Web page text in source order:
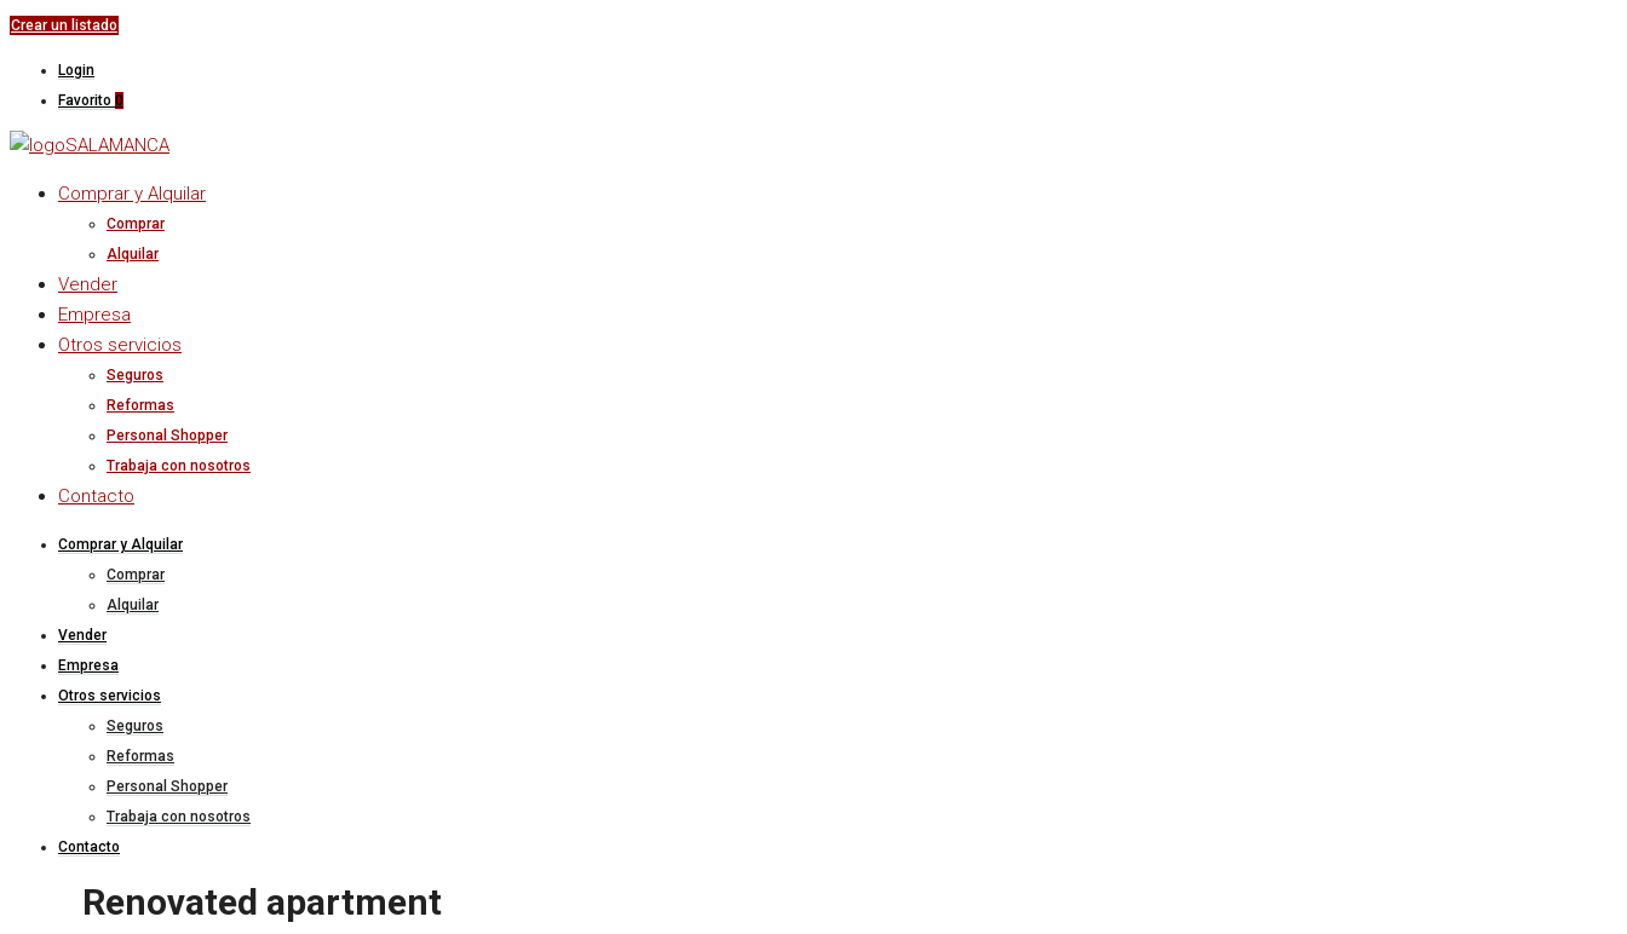
Crear un listado
Login
Favorito 0
Comprar y Alquilar
Comprar
Alquilar
Vender
Empresa
Otros servicios
Seguros
Reformas
Personal Shopper
Trabaja con nosotros
Contacto
Comprar y Alquilar
Comprar
Alquilar
Vender
Empresa
Otros servicios
Seguros
Reformas
Personal Shopper
Trabaja con nosotros
Contacto
Renovated apartment